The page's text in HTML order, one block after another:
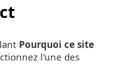
Pourquoi ce site
l'une des